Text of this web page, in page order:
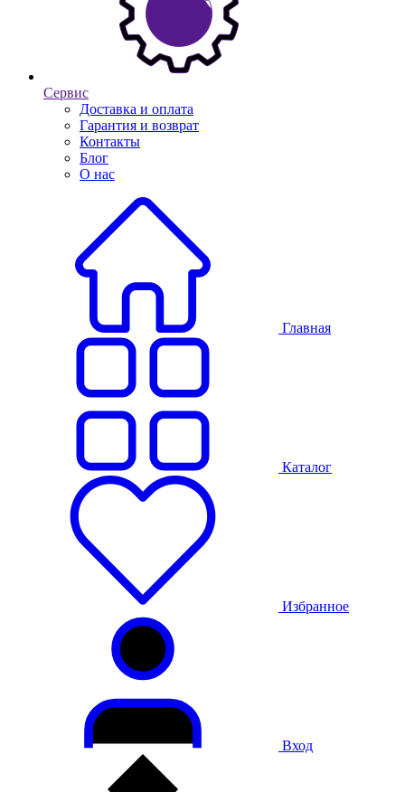
Сервис
Доставка и оплата
Гарантия и возврат
Контакты
Блог
О нас
Главная
Каталог
Избранное
Вход